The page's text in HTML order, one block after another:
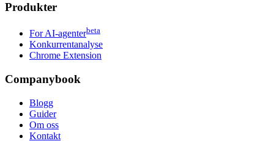
Produkter
For AI-agenterbeta
Konkurrentanalyse
Chrome Extension
Companybook
Blogg
Guider
Om oss
Kontakt